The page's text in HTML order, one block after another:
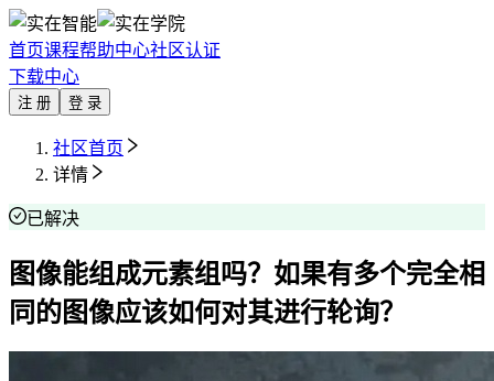
首页课程帮助中心社区认证
下载中心
注 册 登 录
社区首页
详情
已解决
图像能组成元素组吗？如果有多个完全相
同的图像应该如何对其进行轮询？